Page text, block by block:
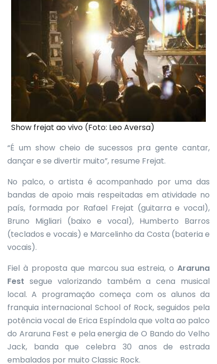
Show frejat ao vivo (Foto: Leo Aversa)
“É um show cheio de sucessos pra gente cantar,
dançar e se divertir muito”, resume Frejat.
No palco, o artista é acompanhado por uma das
bandas de apoio mais respeitadas em atividade no
país, formada por Rafael Frejat (guitarra e vocal),
Bruno Migliari (baixo e vocal), Humberto Barros
(teclados e vocais) e Marcelinho da Costa (bateria e
vocais).
Fiel à proposta que marcou sua estreia, o Araruna
Fest segue valorizando também a cena musical
local. A programação começa com os alunos da
franquia internacional School of Rock, seguidos pela
potência vocal de Erica Espíndola que volta ao palco
do Araruna Fest e pela energia de O Bando do Velho
Jack, banda que celebra 30 anos de estrada
embalados por muito Classic Rock.